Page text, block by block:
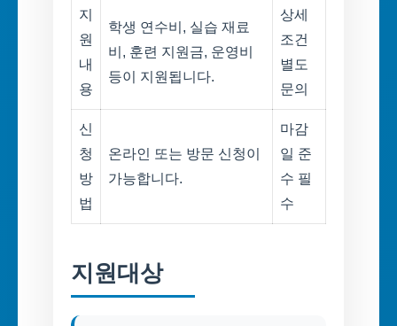
지
원
내
용
학생 연수비, 실습 재료
비, 훈련 지원금, 운영비
등이 지원됩니다.
상세
조건
별도
문의
신
청
방
법
온라인 또는 방문 신청이
가능합니다.
마감
일 준
수 필
수
지원대상